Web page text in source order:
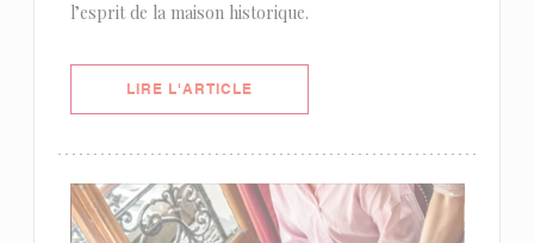
l’esprit de la maison historique.
LIRE L'ARTICLE((OUVRE UNE NOUVELLE